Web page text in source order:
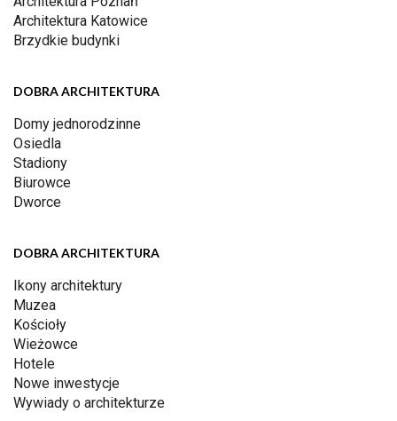
Architektura Katowice
Brzydkie budynki
DOBRA ARCHITEKTURA
Domy jednorodzinne
Osiedla
Stadiony
Biurowce
Dworce
DOBRA ARCHITEKTURA
Ikony architektury
Muzea
Kościoły
Wieżowce
Hotele
Nowe inwestycje
Wywiady o architekturze